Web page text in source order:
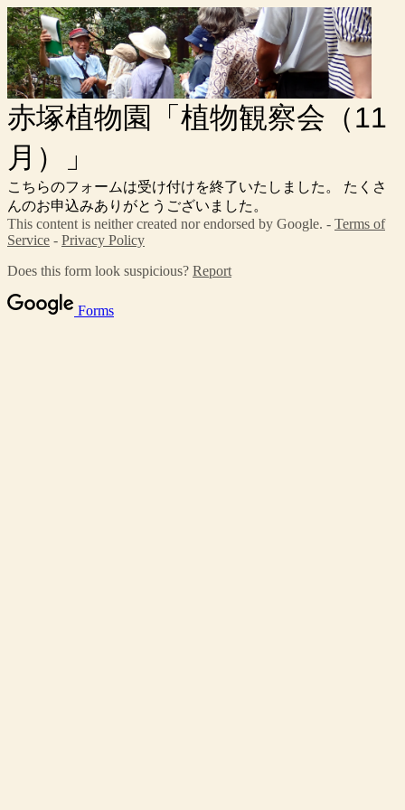
赤塚植物園「植物観察会（11
月）」
こちらのフォームは受け付けを終了いたしました。 たくさ
んのお申込みありがとうございました。
This content is neither created nor endorsed by Google. - Terms of
Service - Privacy Policy
Does this form look suspicious? Report
Forms